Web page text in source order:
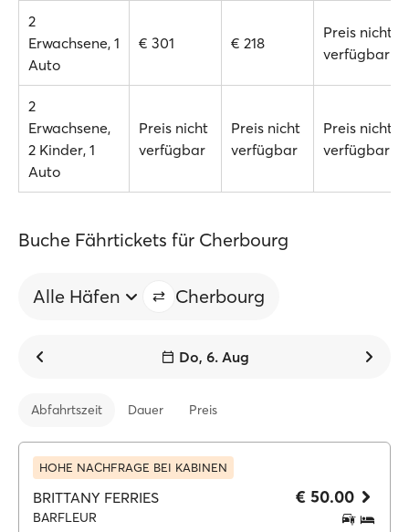
2
Erwachsene, 1
Auto
€ 301 € 218
Preis nicht
verfügbar
2
Erwachsene,
2 Kinder, 1
Auto
Preis nicht
verfügbar
Preis nicht
verfügbar
Preis nicht
verfügbar
Buche Fährtickets für Cherbourg
Alle Häfen Cherbourg
Do, 6. Aug
Abfahrtszeit Dauer Preis
HOHE NACHFRAGE BEI KABINEN
BRITTANY FERRIES
BARFLEUR
€ 50.00